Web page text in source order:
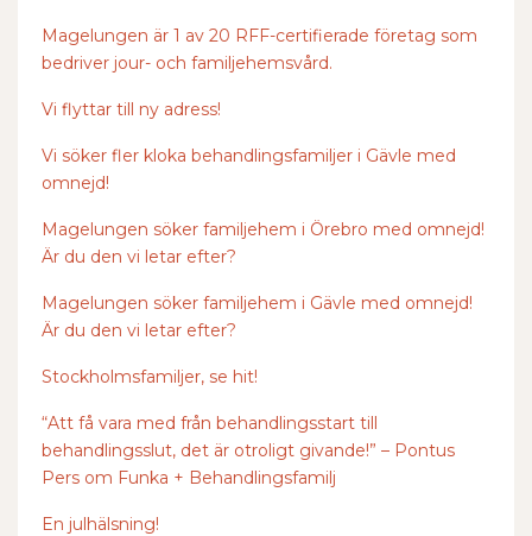
Magelungen är 1 av 20 RFF-certifierade företag som
bedriver jour- och familjehemsvård.
Vi flyttar till ny adress!
Vi söker fler kloka behandlingsfamiljer i Gävle med
omnejd!
Magelungen söker familjehem i Örebro med omnejd!
Är du den vi letar efter?
Magelungen söker familjehem i Gävle med omnejd!
Är du den vi letar efter?
Stockholmsfamiljer, se hit!
“Att få vara med från behandlingsstart till
behandlingsslut, det är otroligt givande!” – Pontus
Pers om Funka + Behandlingsfamilj
En julhälsning!